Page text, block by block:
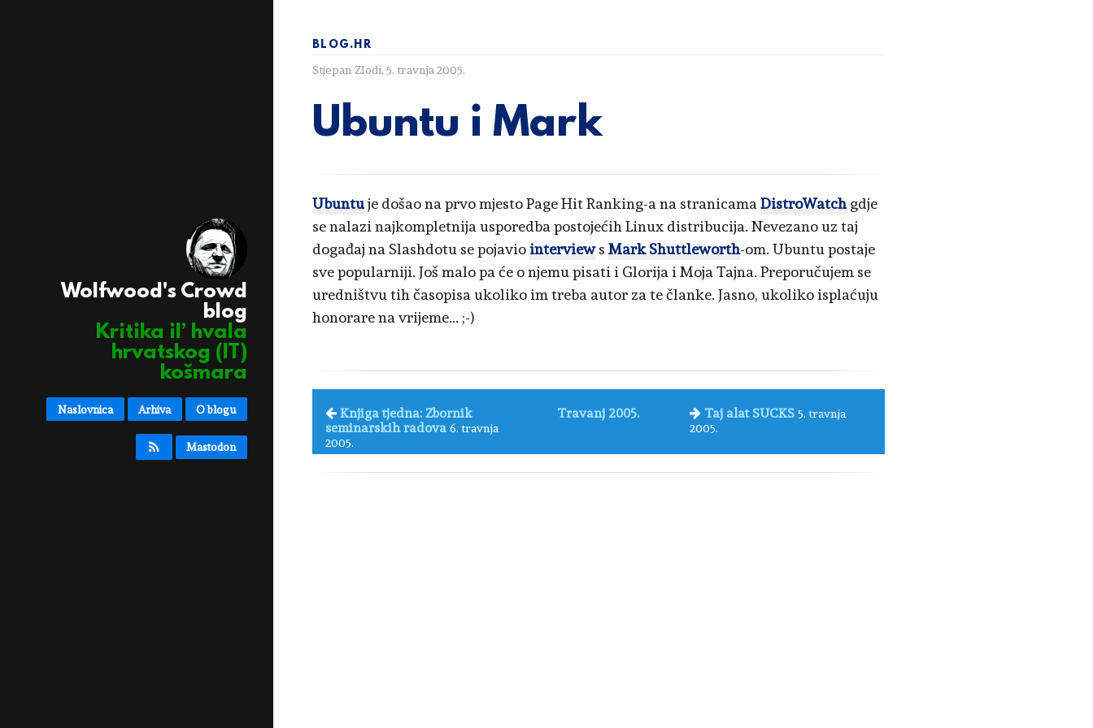
Wolfwood's Crowd
blog
Kritika il’ hvala
hrvatskog (IT)
košmara
Naslovnica Arhiva O blogu
Mastodon
BLOG.HR
Stjepan Zlodi, 5. travnja 2005.
Ubuntu i Mark
Ubuntuje došao na prvo mjesto Page Hit Ranking-a na stranicama DistroWatchgdje
se nalazi najkompletnija usporedba postojećih Linux distribucija. Nevezano uz taj
događaj na Slashdotu se pojaviointerviews Mark Shuttleworth-om. Ubuntu postaje
sve popularniji. Još malo pa će o njemu pisati i Glorija i Moja Tajna. Preporučujem se
uredništvu tih časopisa ukoliko im treba autor za te članke. Jasno, ukoliko isplaćuju
honorare na vrijeme... ;-)
Knjiga tjedna: Zbornik
seminarskih radova 6. travnja
2005.
Travanj 2005. Taj alat SUCKS 5. travnja
2005.